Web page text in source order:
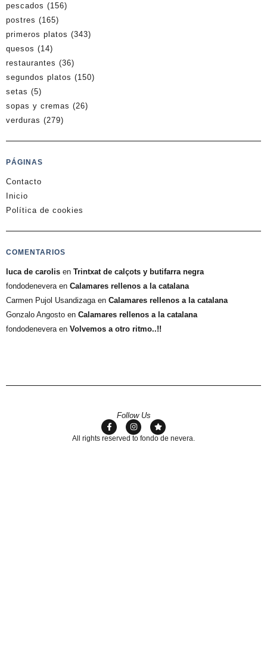
pescados (156)
postres (165)
primeros platos (343)
quesos (14)
restaurantes (36)
segundos platos (150)
setas (5)
sopas y cremas (26)
verduras (279)
PÁGINAS
Contacto
Inicio
Política de cookies
COMENTARIOS
luca de carolis en Trintxat de calçots y butifarra negra
fondodenevera en Calamares rellenos a la catalana
Carmen Pujol Usandizaga en Calamares rellenos a la catalana
Gonzalo Angosto en Calamares rellenos a la catalana
fondodenevera en Volvemos a otro ritmo..!!
Follow Us
All rights reserved to fondo de nevera.